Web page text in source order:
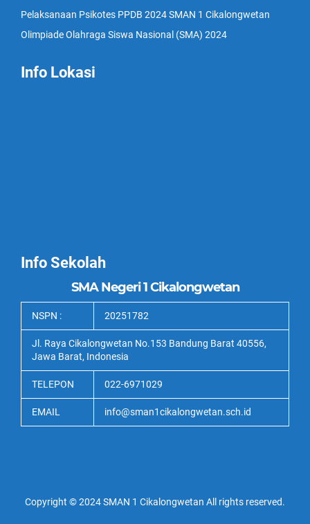
Pelaksanaan Psikotes PPDB 2024 SMAN 1 Cikalongwetan
Olimpiade Olahraga Siswa Nasional (SMA) 2024
Info Lokasi
Info Sekolah
SMA Negeri 1 Cikalongwetan
NSPN : 20251782
Jl. Raya Cikalongwetan No.153 Bandung Barat 40556,
Jawa Barat, Indonesia
TELEPON 022-6971029
EMAIL info@sman1cikalongwetan.sch.id
Copyright © 2024 SMAN 1 Cikalongwetan All rights reserved.